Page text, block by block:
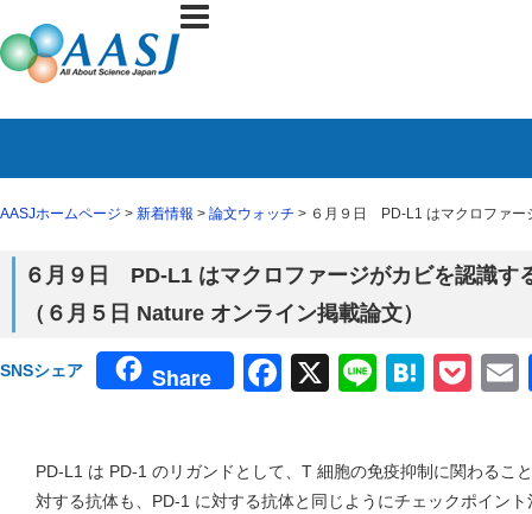
AASJホームページ > 新着情報 > 論文ウォッチ > ６月９日 PD-L1 はマクロファー
６月９日 PD-L1 はマクロファージがカビを認識す
（６月５日 Nature オンライン掲載論文）
SNSシェア Share Facebook
X Line
PD-L1 は PD-1 のリガンドとして、T 細胞の免疫抑制に関わるこ
対する抗体も、PD-1 に対する抗体と同じようにチェックポイン